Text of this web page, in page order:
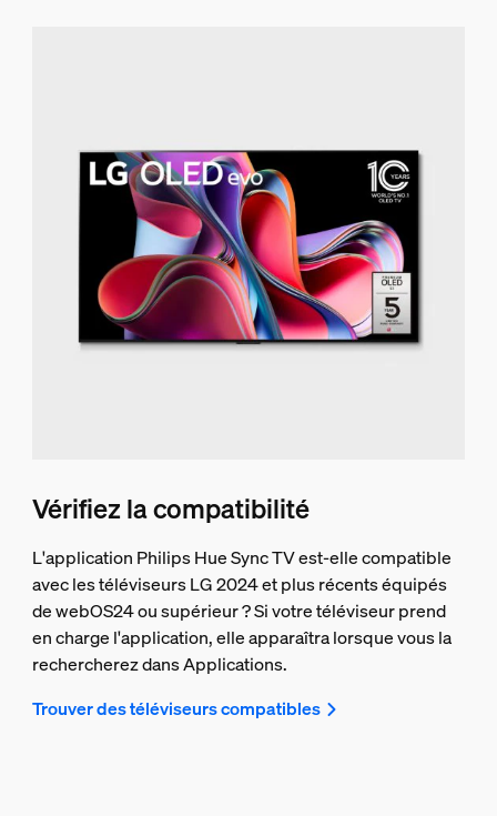
Vérifiez la compatibilité
L'application Philips Hue Sync TV est-elle compatible
avec les téléviseurs LG 2024 et plus récents équipés
de webOS24 ou supérieur ? Si votre téléviseur prend
en charge l'application, elle apparaîtra lorsque vous la
rechercherez dans Applications.
Trouver des téléviseurs compatibles